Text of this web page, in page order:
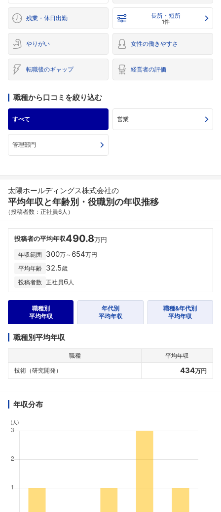
残業・休日出勤 長所・短所
1件
やりがい 女性の働きやすさ
転職後のギャップ 経営者の評価
職種から口コミを絞り込む
すべて 営業
管理部門
太陽ホールディングス株式会社の
平均年収と年齢別・役職別の年収推移
（投稿者数：正社員6人）
投稿者の平均年収490.8万円
年収範囲 300万～ 654万円
平均年齢 32.5歳
投稿者数 正社員6人
職種別
平均年収
年代別
平均年収
職種&年代別
平均年収
職種別平均年収
職種
平均年収
技術（研究開発）
434万円
年収分布
(人)